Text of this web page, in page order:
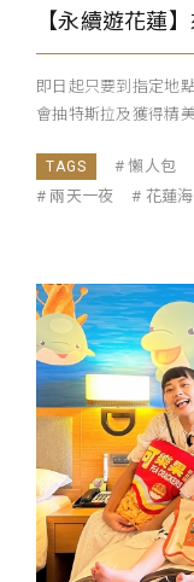
即日起只要到指定地
會抽特斯拉及獲得精
懶人包
兩天一夜
花蓮